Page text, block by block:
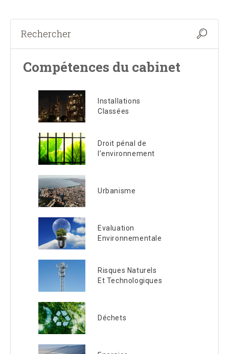
Compétences du cabinet
Installations
Classées
Droit pénal de
l’environnement
Urbanisme
Evaluation
Environnementale
Risques Naturels
Et Technologiques
Déchets